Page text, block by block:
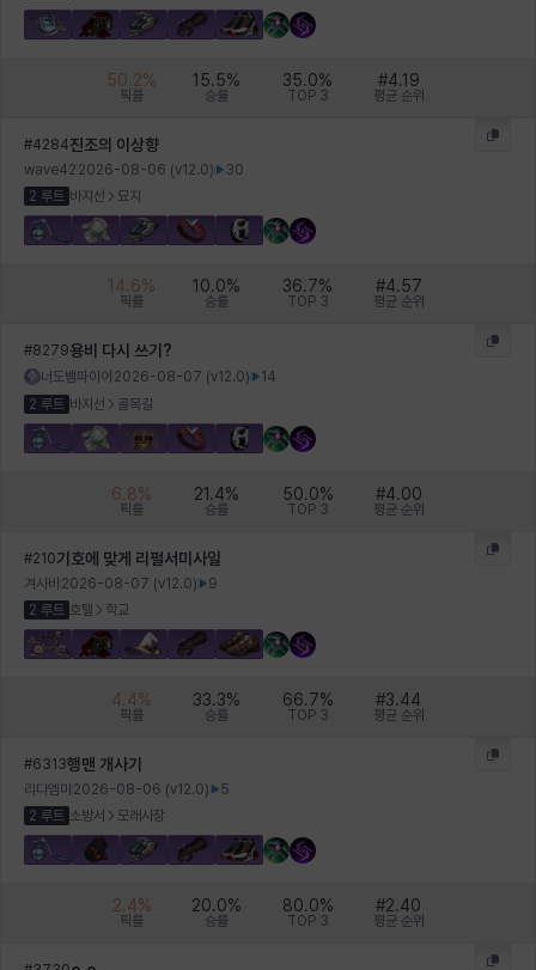
이슈트반 이안 일레븐 자히르
케네스
코렐라인 크레이버 클로에 키아라
헤이즈 헨리 현우 혜진
50.2%
픽률
15.5%
승률
35.0%
TOP 3
#4.19
평균 순위
#4284진조의 이상향
wave42 2026-08-06 (v12.0)
30
2 루트 바지선 묘지
14.6%
픽률
10.0%
승률
36.7%
TOP 3
#4.57
평균 순위
#8279용비 다시 쓰기?
너도뱀파이어 2026-08-07 (v12.0)
14
2 루트 바지선 골목길
6.8%
픽률
21.4%
승률
50.0%
TOP 3
#4.00
평균 순위
#210기호에 맞게 리펄서미사일
겨사비 2026-08-07 (v12.0)
9
2 루트 호텔 학교
4.4%
픽률
33.3%
승률
66.7%
TOP 3
#3.44
평균 순위
#6313행맨 개사기
리다엠마2026-08-06 (v12.0)
5
2 루트 소방서 모래사장
2.4%
픽률
20.0%
승률
80.0%
TOP 3
#2.40
평균 순위